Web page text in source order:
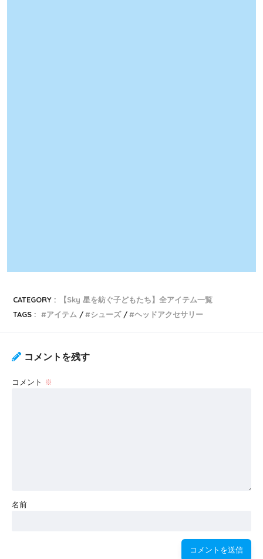
CATEGORY :
【Sky 星を紡ぐ子どもたち】全アイテム一覧
TAGS :
アイテム シューズ ヘッドアクセサリー
コメントを残す
コメント ※
名前